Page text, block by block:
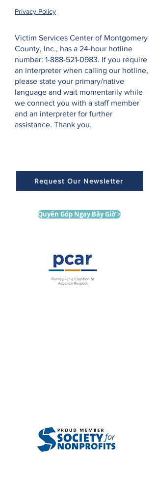
Privacy Policy
Victim Services Center of Montgomery
County, Inc., has a 24-hour hotline
number: 1-888-521-0983. If you require
an interpreter when calling our hotline,
please state your primary/native
language and wait momentarily while
we connect you with a staff member
and an interpreter for further
assistance. Thank you.
Request Our Newsletter
Quyên Góp Ngay Bây Giờ >